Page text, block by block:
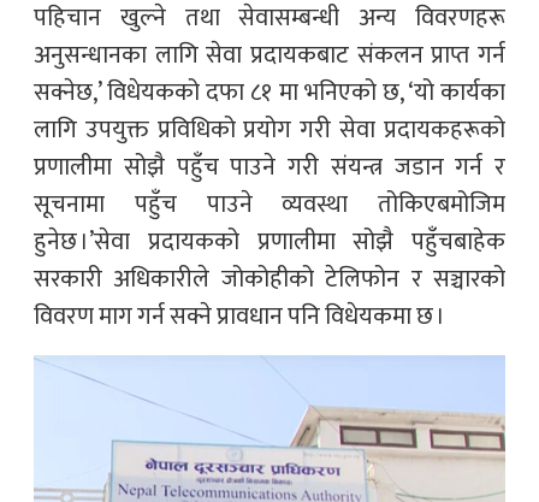
पहिचान खुल्ने तथा सेवासम्बन्धी अन्य विवरणहरू
अनुसन्धानका लागि सेवा प्रदायकबाट संकलन प्राप्त गर्न
सक्नेछ,’ विधेयकको दफा ८१ मा भनिएको छ, ‘यो कार्यका
लागि उपयुक्त प्रविधिको प्रयोग गरी सेवा प्रदायकहरूको
प्रणालीमा सोझै पहुँच पाउने गरी संयन्त्र जडान गर्न र
सूचनामा पहुँच पाउने व्यवस्था तोकिएबमोजिम
हुनेछ ।’सेवा प्रदायकको प्रणालीमा सोझै पहुँचबाहेक
सरकारी अधिकारीले जोकोहीको टेलिफोन र सञ्चारको
विवरण माग गर्न सक्ने प्रावधान पनि विधेयकमा छ ।